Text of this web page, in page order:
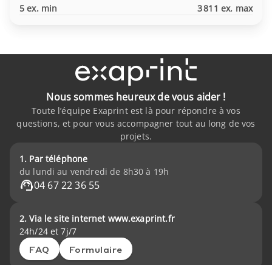
5 ex. min 3 811 ex. max
Nous sommes heureux de vous aider !
Toute l’équipe Exaprint est là pour répondre à vos
questions, et pour vous accompagner tout au long de vos
projets.
1. Par téléphone
du lundi au vendredi de 8h30 à 19h
04 67 22 36 55
2. Via le site internet www.exaprint.fr
24h/24 et 7j/7
FAQ Formulaire